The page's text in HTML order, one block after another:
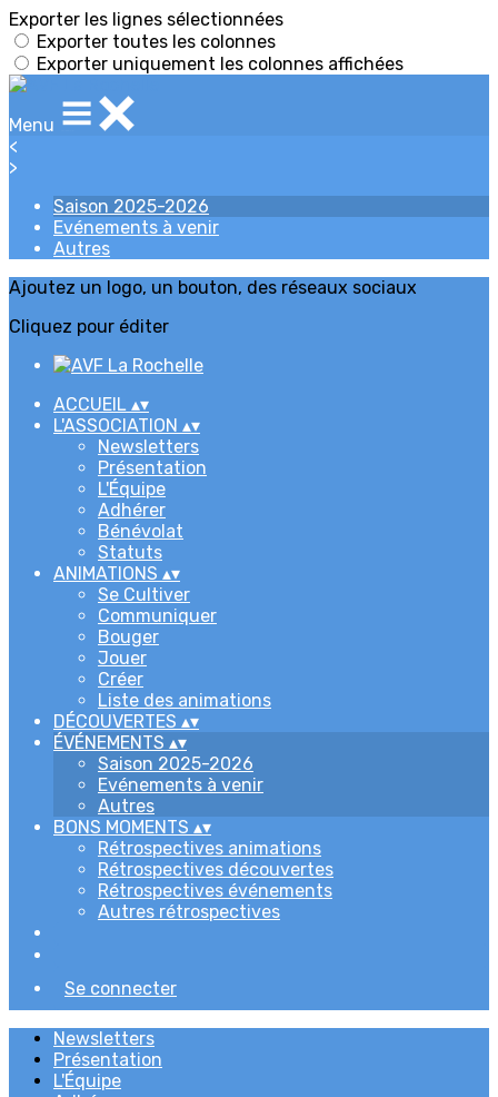
Exporter les lignes sélectionnées
Exporter toutes les colonnes
Exporter uniquement les colonnes affichées
Menu
<
>
Saison 2025-2026
Evénements à venir
Autres
Ajoutez un logo, un bouton, des réseaux sociaux
Cliquez pour éditer
ACCUEIL ▴▾
L'ASSOCIATION ▴▾
Newsletters
Présentation
L'Équipe
Adhérer
Bénévolat
Statuts
ANIMATIONS ▴▾
Se Cultiver
Communiquer
Bouger
Jouer
Créer
Liste des animations
DÉCOUVERTES ▴▾
ÉVÉNEMENTS ▴▾
Saison 2025-2026
Evénements à venir
Autres
BONS MOMENTS ▴▾
Rétrospectives animations
Rétrospectives découvertes
Rétrospectives événements
Autres rétrospectives
Se connecter
Newsletters
Présentation
L'Équipe